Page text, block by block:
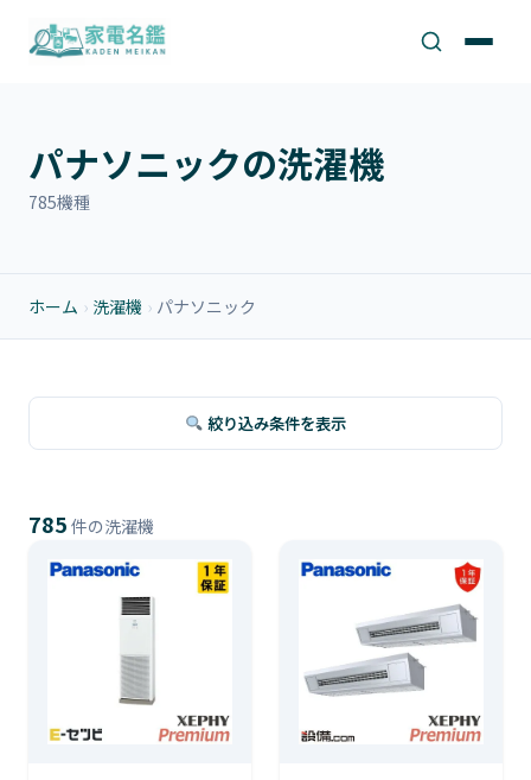
パナソニックの洗濯機
785機種
ホーム › 洗濯機 › パナソニック
絞り込み条件を表示
785 件の洗濯機